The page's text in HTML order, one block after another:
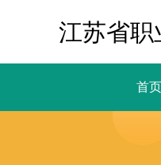
江苏省职
首页